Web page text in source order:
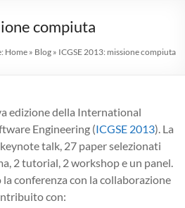
compiuta
Home» Blog» ICGSE 2013: missione compiuta
edizione della International
Engineering (ICGSE 2013). La
talk, 27 paper selezionati
2 tutorial, 2 workshop e un panel.
conferenza con la collaborazione
con: